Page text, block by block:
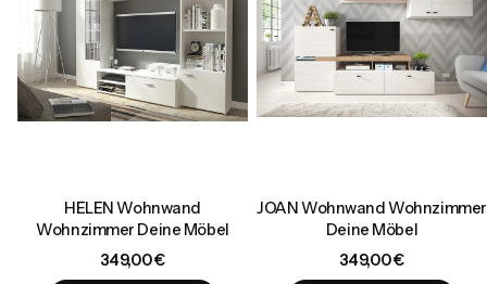
HELEN Wohnwand
Wohnzimmer Deine Möbel
Preis
349,00 €
JOAN Wohnwand Wohnzimmer
Deine Möbel
Preis
349,00 €